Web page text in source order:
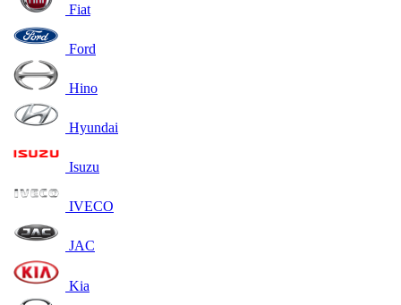
Fiat
Ford
Hino
Hyundai
Isuzu
IVECO
JAC
Kia